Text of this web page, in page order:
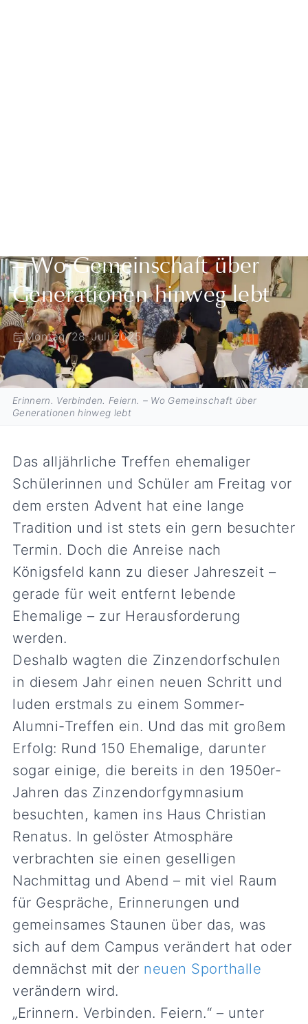
– Wo Gemeinschaft über
Generationen hinweg lebt
Montag, 28. Juli 2025
Erinnern. Verbinden. Feiern. – Wo Gemeinschaft über
Generationen hinweg lebt
Das alljährliche Treffen ehemaliger
Schülerinnen und Schüler am Freitag vor
dem ersten Advent hat eine lange
Tradition und ist stets ein gern besuchter
Termin. Doch die Anreise nach
Königsfeld kann zu dieser Jahreszeit –
gerade für weit entfernt lebende
Ehemalige – zur Herausforderung
werden.
Deshalb wagten die Zinzendorfschulen
in diesem Jahr einen neuen Schritt und
luden erstmals zu einem Sommer-
Alumni-Treffen ein. Und das mit großem
Erfolg: Rund 150 Ehemalige, darunter
sogar einige, die bereits in den 1950er-
Jahren das Zinzendorfgymnasium
besuchten, kamen ins Haus Christian
Renatus. In gelöster Atmosphäre
verbrachten sie einen geselligen
Nachmittag und Abend – mit viel Raum
für Gespräche, Erinnerungen und
gemeinsames Staunen über das, was
sich auf dem Campus verändert hat oder
demnächst mit der neuen Sporthalle
verändern wird.
„Erinnern. Verbinden. Feiern.“ – unter